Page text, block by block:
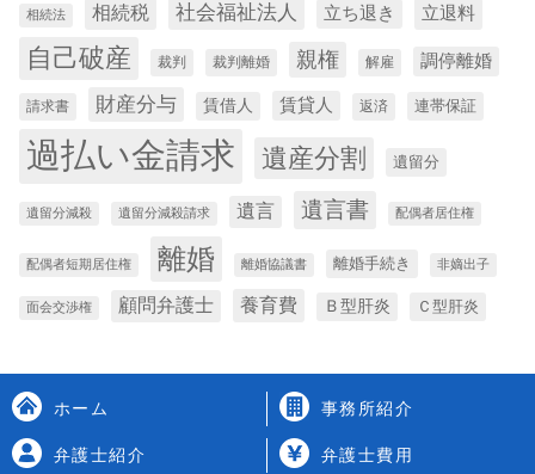
相続法 相続税 社会福祉法人 立ち退き 立退料
自己破産 裁判 裁判離婚 親権 解雇 調停離婚
請求書 財産分与 賃借人 賃貸人 返済 連帯保証
過払い金請求 遺産分割 遺留分
遺留分減殺 遺留分減殺請求 遺言 遺言書 配偶者居住権
配偶者短期居住権 離婚 離婚協議書 離婚手続き 非嫡出子
面会交渉権 顧問弁護士 養育費 Ｂ型肝炎 Ｃ型肝炎
ホーム 事務所紹介
弁護士紹介 弁護士費用